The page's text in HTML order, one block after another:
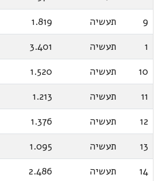
9
תעשיה 1.819
1
תעשיה 3.401
10
תעשיה 1.520
11
תעשיה 1.213
12
תעשיה 1.376
13
תעשיה 1.095
14
תעשיה 2.486